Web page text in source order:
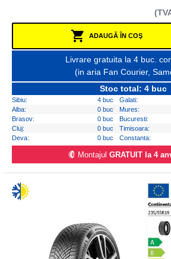
ADAUGĂ ÎN COŞ
Livrare gratuita la 4 buc.
(in aria Fan Courier,
Stoc total: 4 buc
Sibiu: 4 buc Galati:
Alba:
0 buc Mures:
Brasov:
0 buc Bucuresti:
Cluj:
0 buc Timisoara:
Deva:
0 buc Constanta:
Montajul GRATUIT la 4